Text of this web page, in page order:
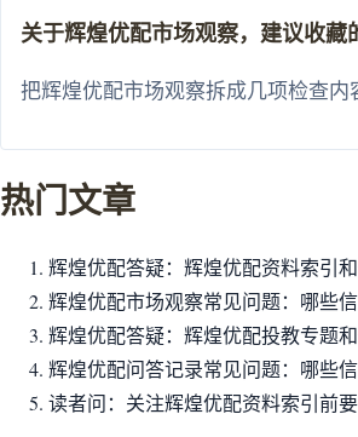
关于辉煌优配市场观察，建议收藏
把辉煌优配市场观察拆成几项检查内
热门文章
辉煌优配答疑：辉煌优配资料索引
辉煌优配市场观察常见问题：哪些
辉煌优配答疑：辉煌优配投教专题
辉煌优配问答记录常见问题：哪些
读者问：关注辉煌优配资料索引前